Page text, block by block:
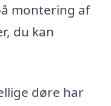
montering af
du kan
døre har